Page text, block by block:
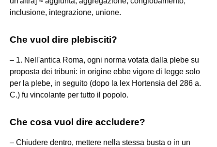
inclusione, integrazione, unione.
Che vuol dire plebisciti?
– 1. Nell'antica Roma, ogni norma votata dalla plebe su
proposta dei tribuni: in origine ebbe vigore di legge solo
per la plebe, in seguito (dopo la lex Hortensia del 286 a.
C.) fu vincolante per tutto il popolo.
Che cosa vuol dire accludere?
– Chiudere dentro, mettere nella stessa busta o in un